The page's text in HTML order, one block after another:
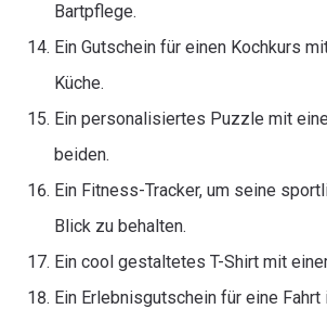
Bartpflege.
Ein Gutschein für einen Kochkurs
Küche.
Ein personalisiertes Puzzle mit
beiden.
Ein Fitness-Tracker, um seine
Blick zu behalten.
Ein cool gestaltetes T-Shirt mit
Ein Erlebnisgutschein für eine Fahrt